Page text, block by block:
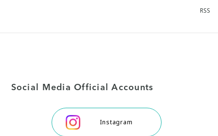
RSS
Social Media Official Accounts
Instagram